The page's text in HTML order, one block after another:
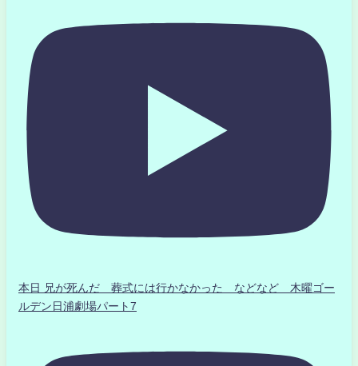
本日 兄が死んだ 葬式には行かなかった などなど 木曜ゴー
ルデン日浦劇場パート7